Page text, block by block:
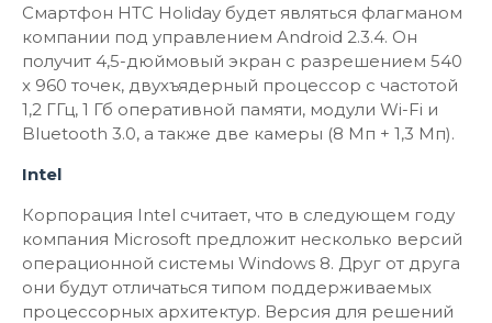
Смартфон HTC Holiday будет являться флагманом
компании под управлением Android 2.3.4. Он
получит 4,5-дюймовый экран с разрешением 540
x 960 точек, двухъядерный процессор с частотой
1,2 ГГц, 1 Гб оперативной памяти, модули Wi-Fi и
Bluetooth 3.0, а также две камеры (8 Мп + 1,3 Мп).
Intel
Корпорация Intel считает, что в следующем году
компания Microsoft предложит несколько версий
операционной системы Windows 8. Друг от друга
они будут отличаться типом поддерживаемых
процессорных архитектур. Версия для решений